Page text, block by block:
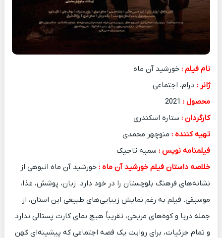
نام فیلم :خورشید آن ماه
ژانر :درام، اجتماعی
محصول :2021
کارگردان :ستاره اسکندری
تهیه کننده :منوچهر محمدی
فیلمنامه نویس :سمیه تاجیک
خلاصه داستان فیلم خورشید آن ماه :خورشید آن ماه انبوهی از
نشانه‌های فرهنگ بلوچستان را در خود دارد. زبان، پوشش، غذا،
موسیقی. فیلم به رغم نمایش زیبایی‌های طبیعی این استان، از
جمله دریا و کوه‌های مریخی، تقریباً هیچ نمای کارت پستالی ندارد
و تمام جزئیات، برای روایت یک قصه اجتماعی که پیشینه‌ای کهن